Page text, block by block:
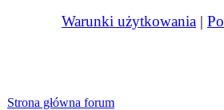
Warunki użytkowania |
Strona główna forum